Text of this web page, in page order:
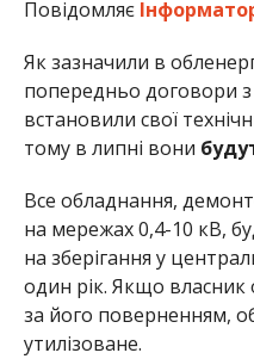
Повідомляє
Як зазначили в
попередньо договори
встановили свої
тому в липні вони
Все обладнання,
на мережах 0,4-10 кВ,
на зберігання у
один рік. Якщо власник
за його поверненням,
утилізоване.